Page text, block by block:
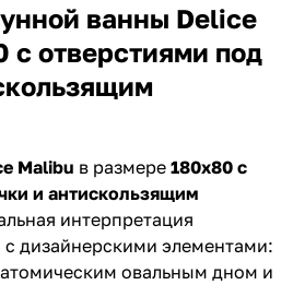
ванны Delice
с отверстиями под
Malibu в размере 180х80 с
и антискользящим
интерпретация
с дизайнерскими элементами:
овальным дном и